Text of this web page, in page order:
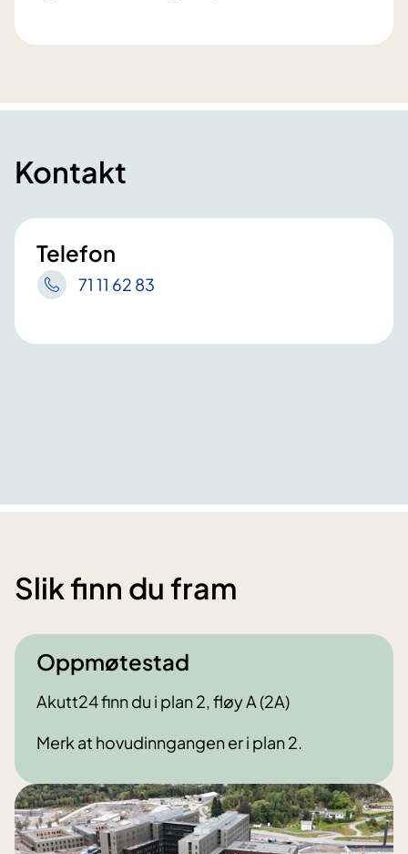
Kontakt
Telefon
71 11 62 83
Slik finn du fram
Oppmøtestad
Akutt24 finn du i plan 2, fløy A (2A)
Merk at hovudinngangen er i plan 2.